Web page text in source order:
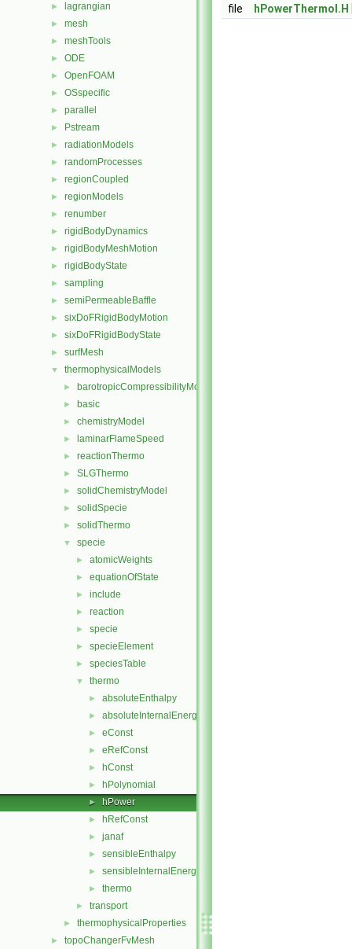
► lagrangian
► mesh
► meshTools
► ODE
► OpenFOAM
► OSspecific
► parallel
► Pstream
► radiationModels
► randomProcesses
► regionCoupled
► regionModels
► renumber
► rigidBodyDynamics
► rigidBodyMeshMotion
► rigidBodyState
► sampling
► semiPermeableBaffle
► sixDoFRigidBodyMotion
► sixDoFRigidBodyState
► surfMesh
▼ thermophysicalModels
► barotropicCompressibilityModel
► basic
► chemistryModel
► laminarFlameSpeed
► reactionThermo
► SLGThermo
► solidChemistryModel
► solidSpecie
► solidThermo
▼ specie
► atomicWeights
► equationOfState
► include
► reaction
► specie
► specieElement
► speciesTable
▼ thermo
► absoluteEnthalpy
► absoluteInternalEnergy
► eConst
► eRefConst
► hConst
► hPolynomial
► hPower
► hRefConst
► janaf
► sensibleEnthalpy
► sensibleInternalEnergy
► thermo
► transport
► thermophysicalProperties
► topoChangerFvMesh
file
hPowerThermoI.H